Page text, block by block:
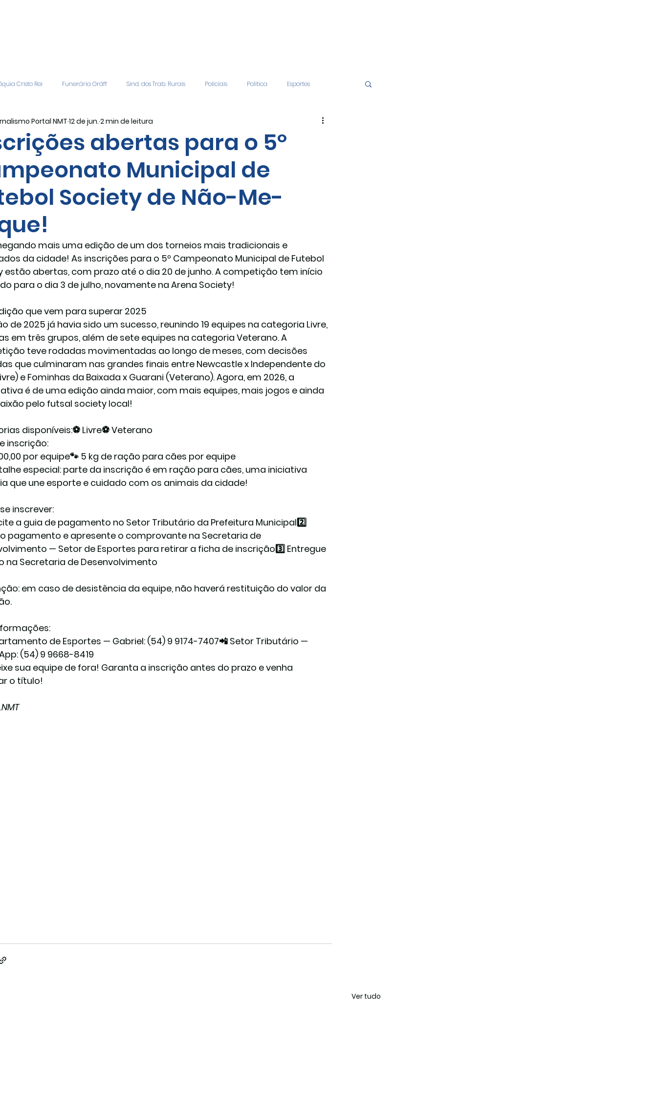
Cristo Rei Funerária Gräff Sind. dos Trab. Rurais Policiais Politica Esportes
Geral Patrocinadores Vagas de Emprego
Sindicato Rural Adriane Veiga - Finanças Economia
abertas para o 5º
Municipal de
Society de Não-Me-
Portal NMT 12 de jun. 2 min de leitura
mais uma edição de um dos torneios mais tradicionais e
da cidade! As inscrições para o 5º Campeonato Municipal de Futebol
estão abertas, com prazo até o dia 20 de junho. A competição tem início
para o dia 3 de julho, novamente na Arena Society!
que vem para superar 2025
de 2025 já havia sido um sucesso, reunindo 19 equipes na categoria Livre,
em três grupos, além de sete equipes na categoria Veterano. A
teve rodadas movimentadas ao longo de meses, com decisões
que culminaram nas grandes finais entre Newcastle x Independente do
e Fominhas da Baixada x Guarani (Veterano). Agora, em 2026, a
é de uma edição ainda maior, com mais equipes, mais jogos e ainda
pelo futsal society local!
disponíveis:⚽ Livre⚽ Veterano
inscrição:
por equipe🐾 5 kg de ração para cães por equipe
especial: parte da inscrição é em ração para cães, uma iniciativa
que une esporte e cuidado com os animais da cidade!
inscrever:
a guia de pagamento no Setor Tributário da Prefeitura Municipal2️⃣
pagamento e apresente o comprovante na Secretaria de
— Setor de Esportes para retirar a ficha de inscrição3️⃣ Entregue
na Secretaria de Desenvolvimento
em caso de desistência da equipe, não haverá restituição do valor da
de Esportes — Gabriel: (54) 9 9174-7407📲 Setor Tributário —
(54) 9 9668-8419
sua equipe de fora! Garanta a inscrição antes do prazo e venha
o título!
Ver tudo